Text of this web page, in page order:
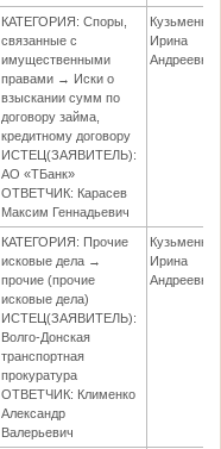
КАТЕГОРИЯ: Споры,
связанные с
имущественными
правами → Иски о
взыскании сумм по
договору займа,
кредитному договору
ИСТЕЦ(ЗАЯВИТЕЛЬ):
АО «ТБанк»
ОТВЕТЧИК: Карасев
Максим Геннадьевич
Кузьменко
Ирина
Андреевна
КАТЕГОРИЯ: Прочие
исковые дела →
прочие (прочие
исковые дела)
ИСТЕЦ(ЗАЯВИТЕЛЬ):
Волго-Донская
транспортная
прокуратура
ОТВЕТЧИК: Клименко
Александр
Валерьевич
Кузьменко
Ирина
Андреевна